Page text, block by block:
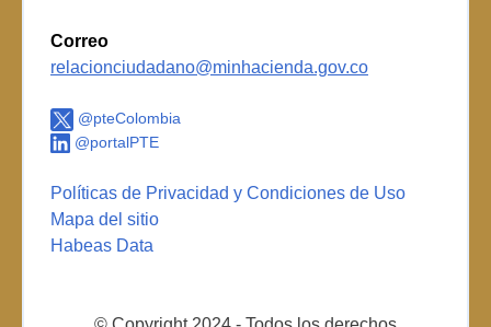
Correo
relacionciudadano@minhacienda.gov.co
@pteColombia
@portalPTE
Políticas de Privacidad y Condiciones de Uso
Mapa del sitio
Habeas Data